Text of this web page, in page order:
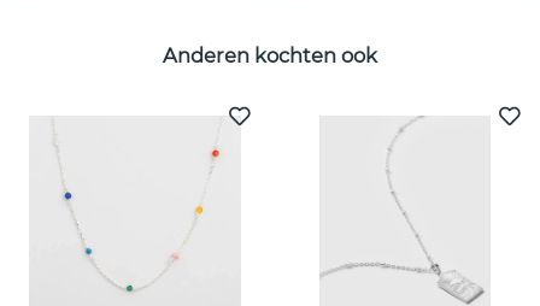
Anderen kochten ook